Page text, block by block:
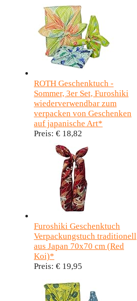
ROTH Geschenktuch -
Sommer, 3er Set, Furoshiki
wiederverwendbar zum
verpacken von Geschenken
auf japanische Art*
Preis: € 18,82
Furoshiki Geschenktuch
Verpackungstuch traditionell
aus Japan 70x70 cm (Red
Koi)*
Preis: € 19,95